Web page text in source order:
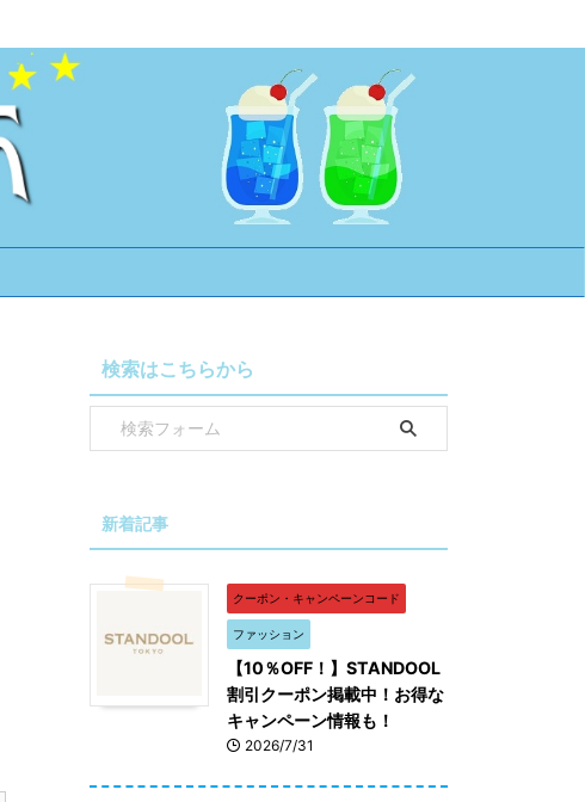
検索はこちらから
新着記事
クーポン・キャンペーンコード
ファッション
【10％OFF！】STANDOOL
割引クーポン掲載中！お得な
キャンペーン情報も！
2026/7/31